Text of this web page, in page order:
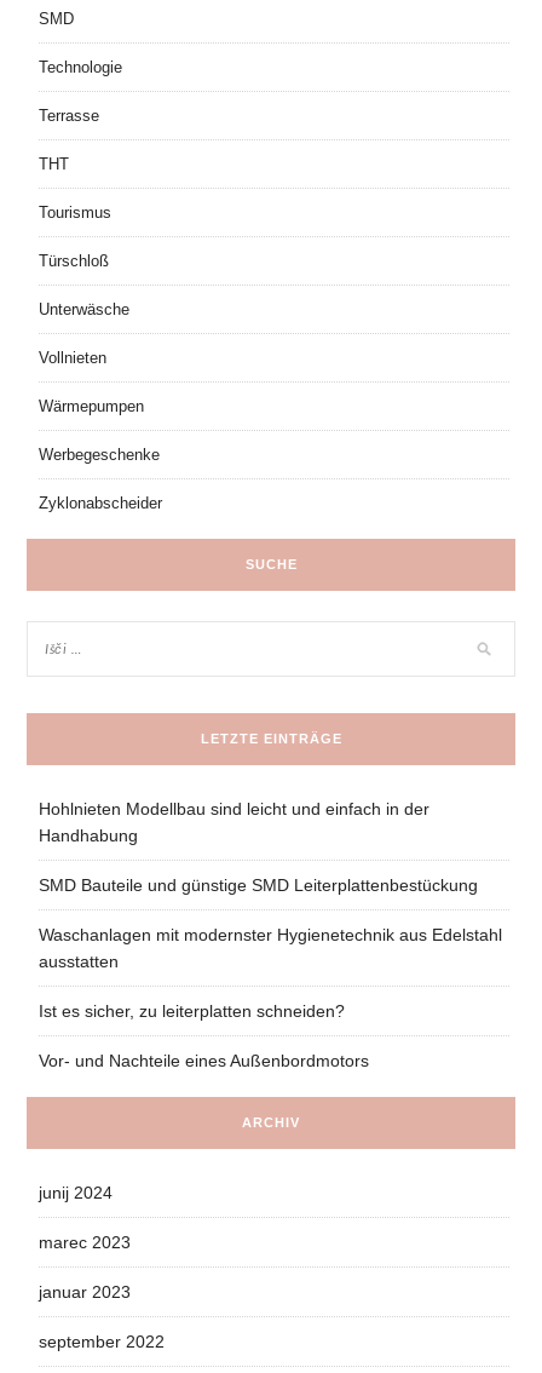
SMD
Technologie
Terrasse
THT
Tourismus
Türschloß
Unterwäsche
Vollnieten
Wärmepumpen
Werbegeschenke
Zyklonabscheider
SUCHE
LETZTE EINTRÄGE
Hohlnieten Modellbau sind leicht und einfach in der
Handhabung
SMD Bauteile und günstige SMD Leiterplattenbestückung
Waschanlagen mit modernster Hygienetechnik aus Edelstahl
ausstatten
Ist es sicher, zu leiterplatten schneiden?
Vor- und Nachteile eines Außenbordmotors
ARCHIV
junij 2024
marec 2023
januar 2023
september 2022